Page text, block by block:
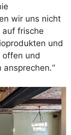
wir uns nicht
auf frische
und
offen und